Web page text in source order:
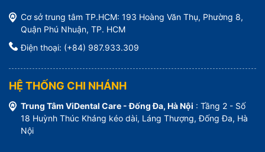
Cơ sở trung tâm TP.HCM: 193 Hoàng Văn Thụ, Phường 8,
Quận Phú Nhuận, TP. HCM
Điện thoại: (+84) 987.933.309
HỆ THỐNG CHI NHÁNH
Trung Tâm ViDental Care - Đống Đa, Hà Nội : Tầng 2 - Số
18 Huỳnh Thúc Kháng kéo dài, Láng Thượng, Đống Đa, Hà
Nội